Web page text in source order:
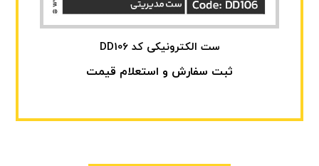
ست الکترونیکی کد DD106
ثبت سفارش و استعلام قیمت